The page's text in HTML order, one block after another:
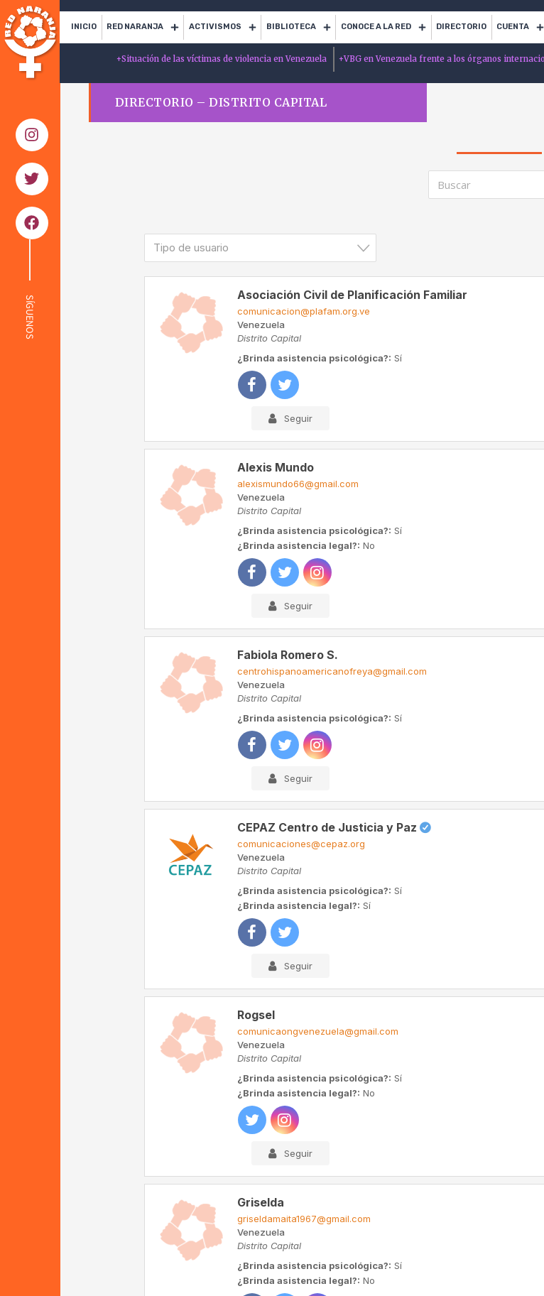
INICIO RED NARANJA ACTIVISMOS BIBLIOTECA CONOCE A LA RED DIRECTORIO CUENTA
+Situación de las víctimas de violencia en Venezuela +VBG en Venezuela frente a los órganos
SÍGUENOS
DIRECTORIO – DISTRITO CAPITAL
Tipo de usuario
Asociación Civil de Planificación Familiar
comunicacion@plafam.org.ve
Venezuela
Distrito Capital
¿Brinda asistencia psicológica?: Sí
Seguir
Alexis Mundo
alexismundo66@gmail.com
Venezuela
Distrito Capital
¿Brinda asistencia psicológica?: Sí
¿Brinda asistencia legal?: No
Seguir
Fabiola Romero S.
centrohispanoamericanofreya@gmail.com
Venezuela
Distrito Capital
¿Brinda asistencia psicológica?: Sí
Seguir
CEPAZ Centro de Justicia y Paz
comunicaciones@cepaz.org
Venezuela
Distrito Capital
¿Brinda asistencia psicológica?: Sí
¿Brinda asistencia legal?: Sí
Seguir
Rogsel
comunicaongvenezuela@gmail.com
Venezuela
Distrito Capital
¿Brinda asistencia psicológica?: Sí
¿Brinda asistencia legal?: No
Seguir
Griselda
griseldamaita1967@gmail.com
Venezuela
Distrito Capital
¿Brinda asistencia psicológica?: Sí
¿Brinda asistencia legal?: No